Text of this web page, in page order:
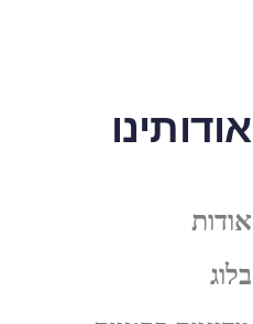
אודותינו
אודות
בלוג